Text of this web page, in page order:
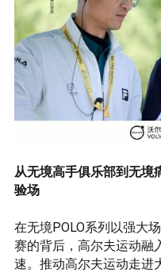
从无境高手俱乐部到无境
验场
在无境POLO系列以强大
赛的背后，高尔夫运动融
速。推动高尔夫运动走进